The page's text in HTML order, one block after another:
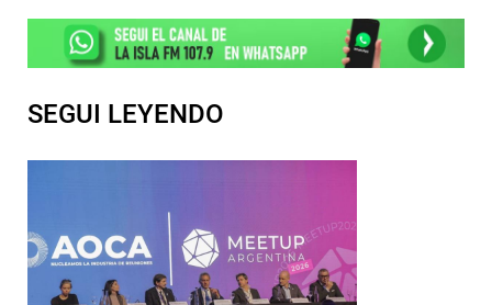
SEGUI LEYENDO